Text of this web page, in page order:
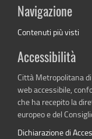
Navigazione
Contenuti più visti
Accessibilità
Città Metropolitana
web accessibile,
che ha recepito la
europeo e del
Dichiarazione di